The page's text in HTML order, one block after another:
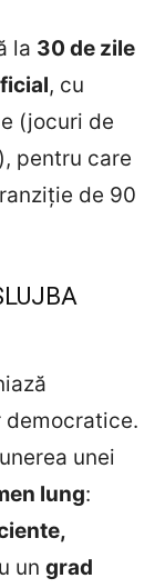
la 30 de zile
, cu
(jocuri de
pentru care
de 90
unei
lung:
un grad